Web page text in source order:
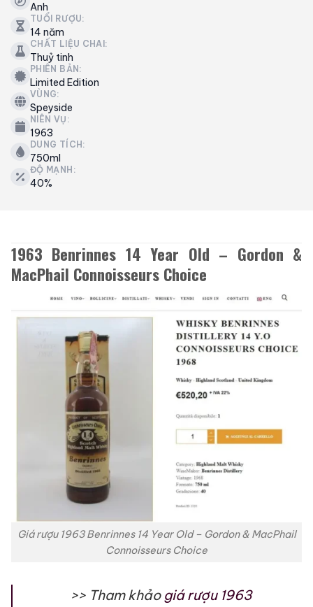
Anh
TUỔI RƯỢU:
14 năm
CHẤT LIỆU CHAI:
Thuỷ tinh
PHIÊN BẢN:
Limited Edition
VÙNG:
Speyside
NIÊN VỤ:
1963
DUNG TÍCH:
750ml
ĐỘ MẠNH:
40%
1963 Benrinnes 14 Year Old – Gordon &
MacPhail Connoisseurs Choice
Giá rượu 1963 Benrinnes 14 Year Old – Gordon & MacPhail
Connoisseurs Choice
>> Tham khảo giá rượu 1963